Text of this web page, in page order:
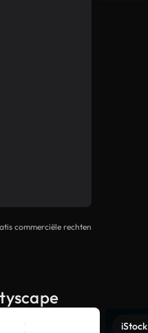
commerciële rechten
iStock